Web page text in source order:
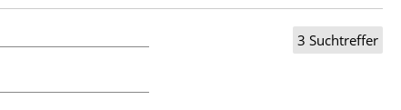
3 Suchtreffer